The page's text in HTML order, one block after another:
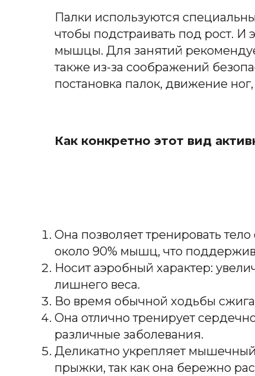
Палки используются
чтобы подстраивать под рост. И
мышцы. Для занятий
также из-за соображений
постановка палок, движение
Как конкретно этот вид
Она позволяет тренировать
около 90% мышц, что
Носит аэробный характер:
лишнего веса.
Во время обычной ходьбы
Она отлично тренирует
различные заболевания.
Деликатно укрепляет мышечный
прыжки, так как она бережно